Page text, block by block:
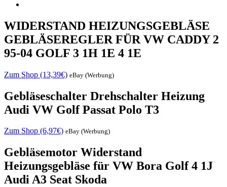
WIDERSTAND HEIZUNGSGEBLÄSE
GEBLÄSEREGLER FÜR VW CADDY 2
95-04 GOLF 3 1H 1E 4 1E
Zum Shop (13,39€) eBay (Werbung)
Gebläseschalter Drehschalter Heizung
Audi VW Golf Passat Polo T3
Zum Shop (6,97€) eBay (Werbung)
Gebläsemotor Widerstand
Heizungsgebläse für VW Bora Golf 4 1J
Audi A3 Seat Skoda